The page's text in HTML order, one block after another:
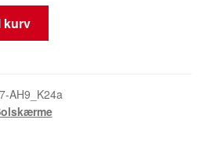
kurv
AH9_K24a